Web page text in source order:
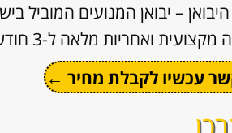
– יבואן המנועים המוביל
ואחריות מלאה ל-3 חודשים.
עכשיו לקבלת מחיר ←